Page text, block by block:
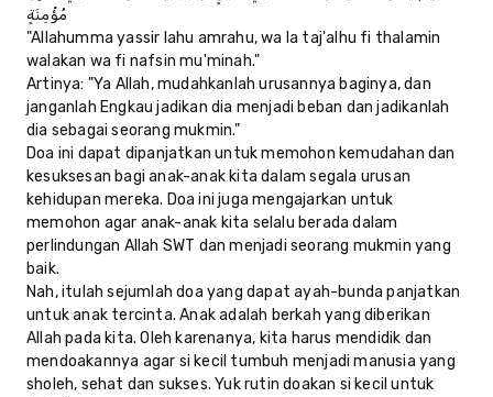
مُؤْمِنَةٍ
"Allahumma yassir lahu amrahu, wa la taj'alhu fi thalamin
walakan wa fi nafsin mu'minah."
Artinya: "Ya Allah, mudahkanlah urusannya baginya, dan
janganlah Engkau jadikan dia menjadi beban dan jadikanlah
dia sebagai seorang mukmin."
Doa ini dapat dipanjatkan untuk memohon kemudahan dan
kesuksesan bagi anak-anak kita dalam segala urusan
kehidupan mereka. Doa ini juga mengajarkan untuk
memohon agar anak-anak kita selalu berada dalam
perlindungan Allah SWT dan menjadi seorang mukmin yang
baik.
Nah, itulah sejumlah doa yang dapat ayah-bunda panjatkan
untuk anak tercinta. Anak adalah berkah yang diberikan
Allah pada kita. Oleh karenanya, kita harus mendidik dan
mendoakannya agar si kecil tumbuh menjadi manusia yang
sholeh, sehat dan sukses. Yuk rutin doakan si kecil untuk